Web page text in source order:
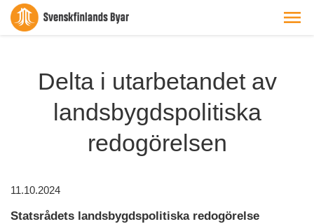
Delta i utarbetandet av
landsbygdspolitiska
redogörelsen
11.10.2024
Statsrådets landsbygdspolitiska redogörelse